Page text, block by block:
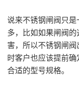
说来不锈钢闸阀只
多，比如如果闸阀
害，所以不锈钢闸阀
时客户也应该提前
合适的型号规格。